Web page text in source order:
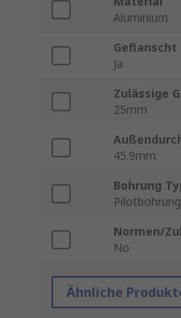
Aluminium
Geflanscht
Ja
Zulässige
25mm
45.9mm
Bohrung
Pilotbohrung
Normen/
No
Ähnliche